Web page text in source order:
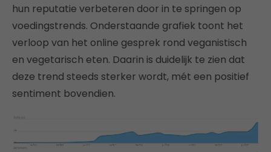
hun reputatie verbeteren door in te springen op
voedingstrends. Onderstaande grafiek toont het
verloop van het online gesprek rond veganistisch
en vegetarisch eten. Daarin is duidelijk te zien dat
deze trend steeds sterker wordt, mét een positief
sentiment bovendien.